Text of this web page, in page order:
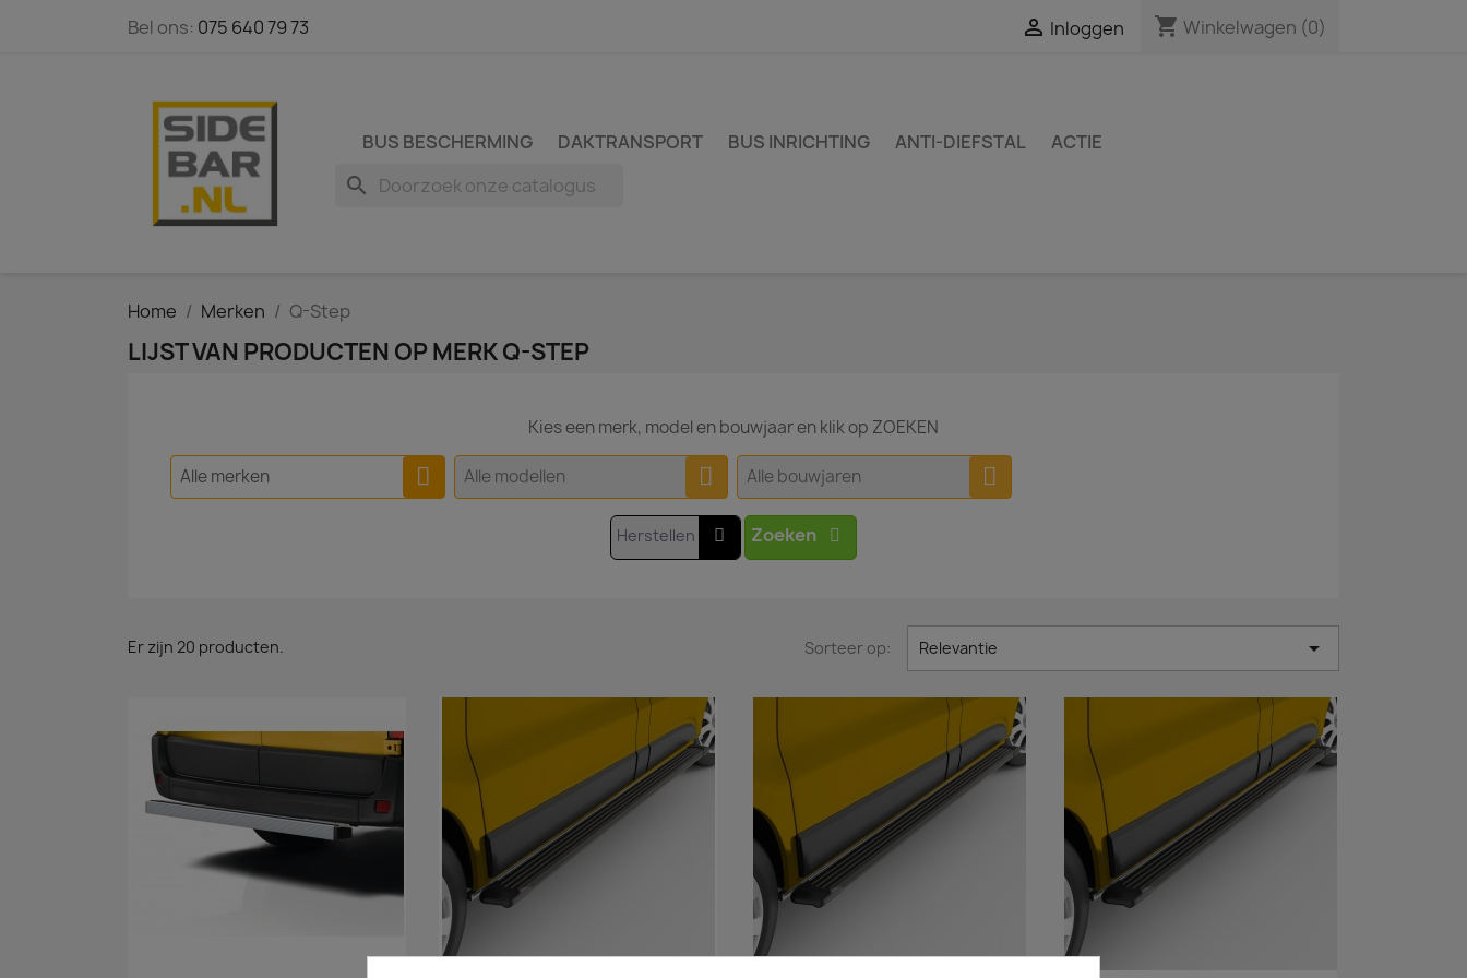
Bel ons: 075 640 79 73  Inloggen shopping_cart Winkelwagen (0)
BUS BESCHERMING DAKTRANSPORT BUS INRICHTING ANTI-DIEFSTAL ACTIE
search
Home Merken Q-Step
LIJST VAN PRODUCTEN OP MERK Q-STEP
Kies een merk, model en bouwjaar en klik op ZOEKEN
Alle merken Alle modellen Alle bouwjaren
Herstellen Zoeken
Er zijn 20 producten. Sorteer op: Relevantie 